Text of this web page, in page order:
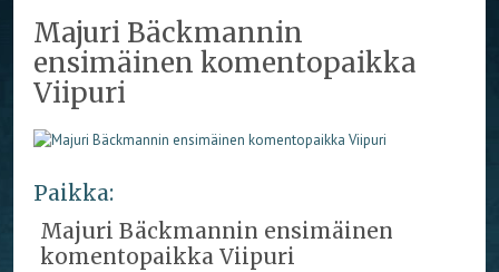
Majuri Bäckmannin
ensimäinen komentopaikka
Viipuri
Paikka:
Majuri Bäckmannin ensimäinen
komentopaikka Viipuri